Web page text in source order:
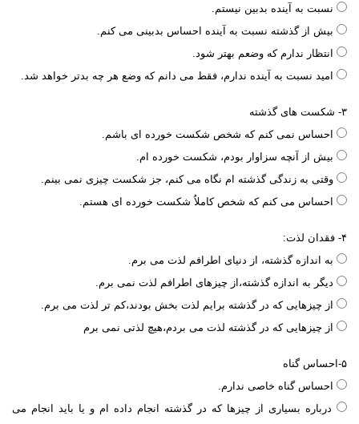
نسبت به آینده بدبین نیستم.
بیش از گذشته نسبت به آینده احساس بدبینی می کنم.
انتظار ندارم که وضعم بهتر شود.
امید نسبت به آینده ندارم، فقط می دانم که وضع هر چه بدتر خواهد شد.
۳- شکست های گذشته
احساس نمی کنم که شخص شکست خورده ای باشم.
بیش از آنچه سزاوار بودم، شکست خورده ام.
وقتی به زندگی گذشته ام نگاه می کنم، جز شکست چیزی نمی بینم.
احساس می کنم که شخص کاملاُ شکست خورده ای هستم.
۴- فقدان لذت:
به اندازه گذشته، از دنیای اطرافم لذت می برم.
دیگر به اندازه گذشته،‌از چیزهای اطرافم لذت نمی برم.
از چیزهایی که در گذشته برایم لذت بخش بودند،کم تر لذت می برم.
از چیزهایی که در گذشته لذت می بردم،هیچ لذتی نمی برم
۵-احساس گناه
احساس گناه خاصی ندارم.
درباره بسیاری از چیزها که در گذشته انجام داده ام و یا باید انجام می